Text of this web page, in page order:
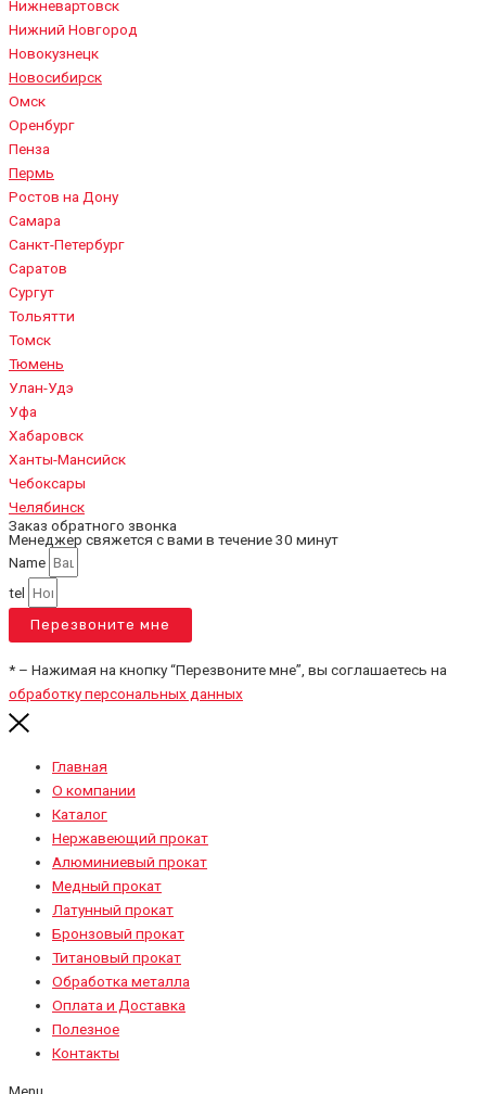
Нижневартовск
Нижний Новгород
Новокузнецк
Новосибирск
Омск
Оренбург
Пенза
Пермь
Ростов на Дону
Самара
Санкт-Петербург
Саратов
Сургут
Тольятти
Томск
Тюмень
Улан-Удэ
Уфа
Хабаровск
Ханты-Мансийск
Чебоксары
Челябинск
Заказ обратного звонка
Менеджер свяжется с вами в течение 30 минут
Name
tel
Перезвоните мне
* – Нажимая на кнопку “Перезвоните мне”, вы соглашаетесь на
обработку персональных данных
Главная
О компании
Каталог
Нержавеющий прокат
Алюминиевый прокат
Медный прокат
Латунный прокат
Бронзовый прокат
Титановый прокат
Обработка металла
Оплата и Доставка
Полезное
Контакты